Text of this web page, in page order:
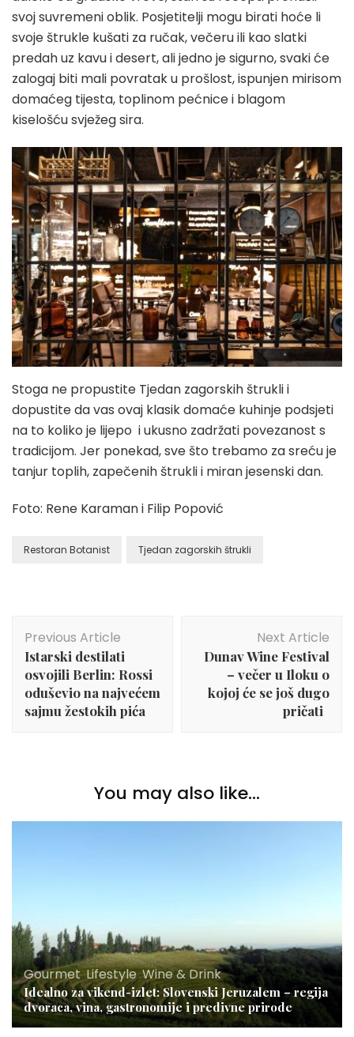
svoj suvremeni oblik. Posjetitelji mogu birati hoće li
svoje štrukle kušati za ručak, večeru ili kao slatki
predah uz kavu i desert, ali jedno je sigurno, svaki će
zalogaj biti mali povratak u prošlost, ispunjen mirisom
domaćeg tijesta, toplinom pećnice i blagom
kiselošću svježeg sira.
Stoga ne propustite Tjedan zagorskih štrukli i
dopustite da vas ovaj klasik domaće kuhinje podsjeti
na to koliko je lijepo i ukusno zadržati povezanost s
tradicijom. Jer ponekad, sve što trebamo za sreću je
tanjur toplih, zapečenih štrukli i miran jesenski dan.
Foto: Rene Karaman i Filip Popović
Restoran Botanist Tjedan zagorskih štrukli
Navigation
Previous Article
Istarski destilati
osvojili Berlin: Rossi
oduševio na najvećem
sajmu žestokih pića
Next Article
Dunav Wine Festival
– večer u Iloku o
kojoj će se još dugo
pričati
You may also like...
Gourmet,Lifestyle,Wine & Drink
Idealno za vikend-izlet: Slovenski Jeruzalem – regija
dvoraca, vina, gastronomije i predivne prirode